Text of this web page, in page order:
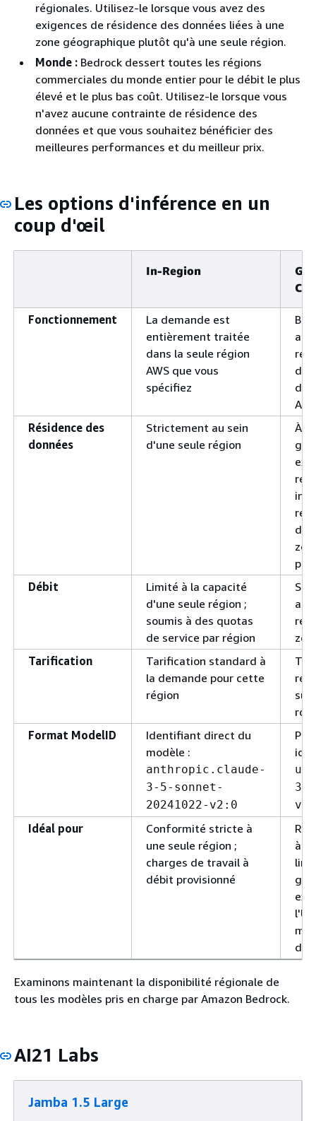
régionales. Utilisez-le lorsque vous avez des
exigences de résidence des données liées à une
zone géographique plutôt qu'à une seule région.
Monde : Bedrock dessert toutes les régions
commerciales du monde entier pour le débit le plus
élevé et le plus bas coût. Utilisez-le lorsque vous
n'avez aucune contrainte de résidence des
données et que vous souhaitez bénéficier des
meilleures performances et du meilleur prix.
Les options d'inférence en un
coup d'œil
In-Region
Fonctionnement
La demande est
entièrement traitée
dans la seule région
AWS que vous
spécifiez
Résidence des
données
Strictement au sein
d'une seule région
À
Débit
Limité à la capacité
d'une seule région ;
soumis à des quotas
de service par région
Tarification
Tarification standard à
la demande pour cette
région
Format ModelID
Identifiant direct du
modèle :
anthropic.claude-
3-5-sonnet-
20241022-v2:0
3-
Idéal pour
Conformité stricte à
une seule région ;
charges de travail à
débit provisionné
à
Examinons maintenant la disponibilité régionale de
tous les modèles pris en charge par Amazon Bedrock.
AI21 Labs
Jamba 1.5 Large